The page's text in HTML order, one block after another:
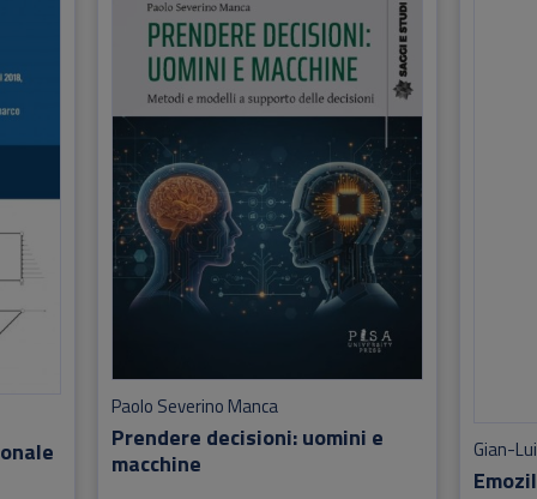
Prendere decisioni: uomini e
macchine
Paolo Severino Manca
Gian-